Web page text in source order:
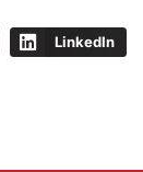
LinkedIn